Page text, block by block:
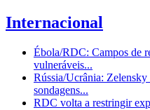
Internacional
Ébola/RDC: Campos de
vulneráveis...
Rússia/Ucrânia: Zelensky
sondagens...
RDC volta a restringir